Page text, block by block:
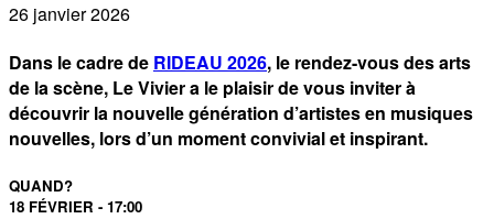
26 janvier 2026
Dans le cadre de RIDEAU 2026, le rendez-vous des arts
de la scène, Le Vivier a le plaisir de vous inviter à
découvrir la nouvelle génération d’artistes en musiques
nouvelles, lors d’un moment convivial et inspirant.
QUAND?
18 FÉVRIER - 17:00